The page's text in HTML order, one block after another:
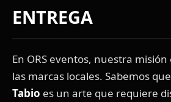
ENTREGA
En ORS eventos, nuestra
las marcas locales. Sabemos
Tabio es un arte que requiere